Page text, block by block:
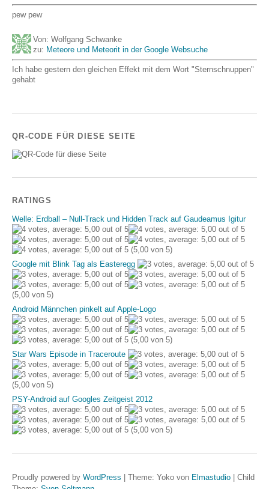
pew pew
Von: Wolfgang Schwanke
zu: Meteore und Meteorit in der Google Websuche
Ich habe gestern den gleichen Effekt mit dem Wort "Sternschnuppen"
gehabt
QR-CODE FÜR DIESE SEITE
RATINGS
Welle: Erdball – Null-Track und Hidden Track auf Gaudeamus Igitur
(5,00 von 5)
Google mit Blink Tag als Easteregg
(5,00 von 5)
Android Männchen pinkelt auf Apple-Logo
(5,00 von 5)
Star Wars Episode in Traceroute
(5,00 von 5)
PSY-Android auf Googles Zeitgeist 2012
(5,00 von 5)
Proudly powered by WordPress Theme: Yoko von Elmastudio
Child